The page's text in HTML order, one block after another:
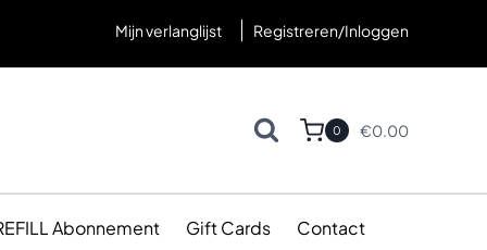
Mijn verlanglijst Registreren/Inloggen
0 €0.00
Abonnement Gift Cards Contact